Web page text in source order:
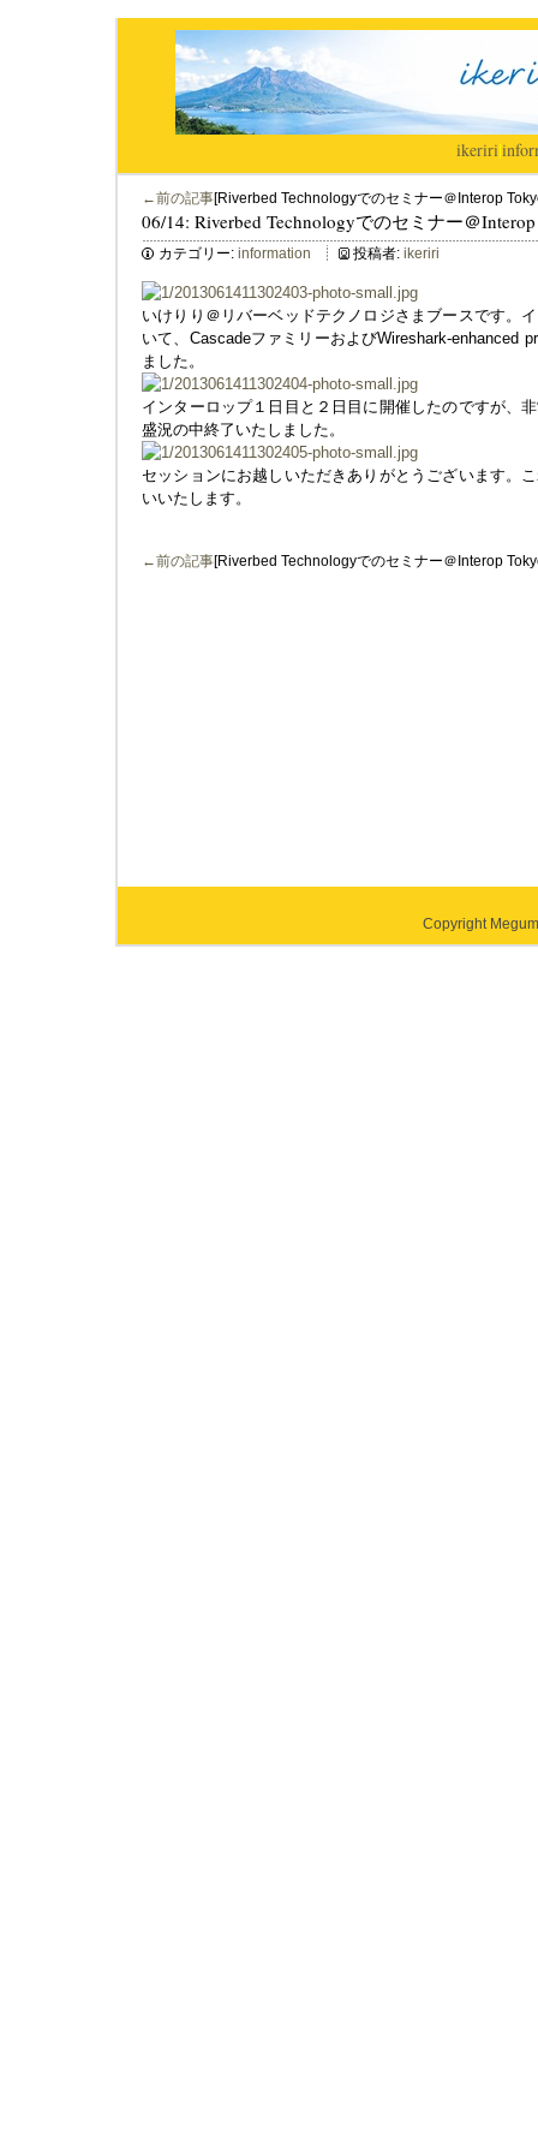
ikeriri|
←前の記事[Riverbed Technologyでのセミナー＠Interop
06/14: Riverbed Technologyでのセミナー＠
カテゴリー: information 投稿者: ikeriri
いけりり＠リバーベッドテクノロジさまブースです。
いて、CascadeファミリーおよびWireshark-enhanced
ました。
インターロップ１日目と２日目に開催したのですが、
盛況の中終了いたしました。
セッションにお越しいただきありがとうございます。
いいたします。
←前の記事[Riverbed Technologyでのセミナー＠Interop
Copyright